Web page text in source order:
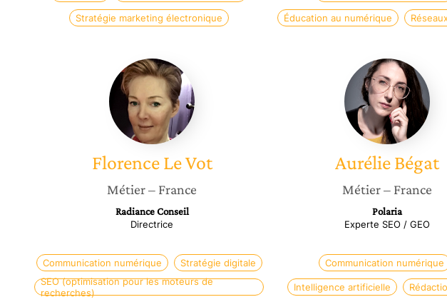
Stratégie marketing électronique Éducation au numérique
Florence
Le
Vot
Florence Le Vot
Métier– France
Radiance Conseil
Directrice
Communication numérique
Stratégie digitale
SEO (optimisation pour les moteurs de
recherches)
Aurélie
Bégat
AurélieBégat
Métier– France
Polaria
Experte SEO / GEO
Communication numérique
Intelligence artificielle